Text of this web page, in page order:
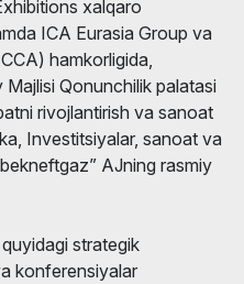
xalqaro
ICA Eurasia Group va
hamkorligida,
Majlisi Qonunchilik palatasi
rivojlantirish va sanoat
Investitsiyalar, sanoat va
AJning rasmiy
strategik
konferensiyalar